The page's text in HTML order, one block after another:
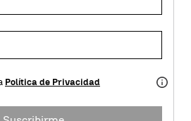
Política de Privacidad